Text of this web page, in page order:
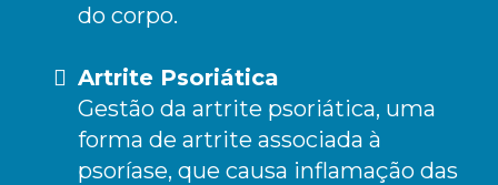
do corpo.
Artrite Psoriática
Gestão da artrite psoriática, uma
forma de artrite associada à
psoríase, que causa inflamação das